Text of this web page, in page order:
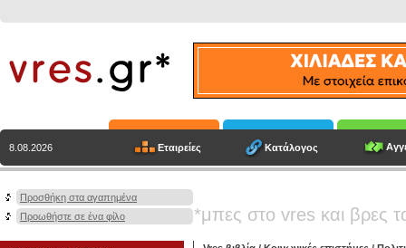
8.08.2026 Εταιρείες Κατάλογος
Προσθήκη στα αγαπημένα
Προωθήστε σε ένα φίλο
*μπες στο vres και βρες